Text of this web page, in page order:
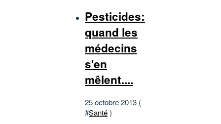
Pesticides:
quand les
médecins
s'en
mêlent....
25 octobre 2013 (
#Santé)